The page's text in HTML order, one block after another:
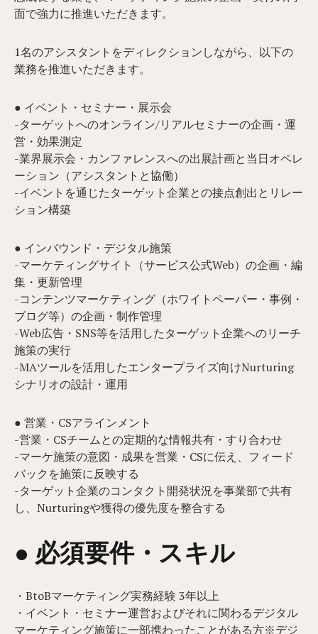
面で強力に推進いただきます。
1名のアシスタントをディレクションしながら、以下の
業務を推進いただきます。
● イベント・セミナー・展示会
-ターゲットへのオンライン/リアルセミナーの企画・運
営・効果測定
-業界展示会・カンファレンスへの出展計画と当日オペレ
ーション（アシスタントと協働）
-イベントを通じたターゲット企業との接点創出とリレー
ション構築
● インバウンド・デジタル施策
-マーケティングサイト（サービス公式Web）の企画・編
集・更新管理
-コンテンツマーケティング（ホワイトペーパー・事例・
ブログ等）の企画・制作管理
-Web広告・SNS等を活用したターゲット企業へのリーチ
施策の実行
-MAツールを活用したエンタープライズ向けNurturing
シナリオの設計・運用
● 営業・CSアラインメント
-営業・CSチームとの定期的な情報共有・すり合わせ
-マーケ施策の意図・成果を営業・CSに伝え、フィード
バックを施策に反映する
-ターゲット企業のコンタクト開発状況を事業部で共有
し、Nurturingや獲得の優先度を整合する
● 必須要件・スキル
・BtoBマーケティング実務経験 3年以上
・イベント・セミナー運営およびそれに関わるデジタル
マーケティング施策に一部携わったことがある方※デジ